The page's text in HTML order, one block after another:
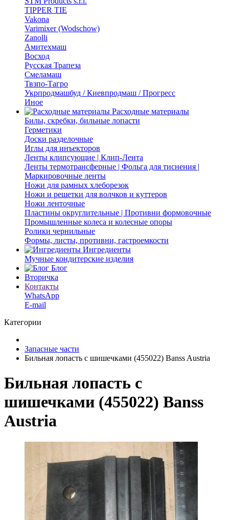
TIPPER TIE
Vakona
Varimixer (Wodschow)
Zanolli
Амитехмаш
Восход
Русская Трапеза
Смеламаш
Твзпо-Тагро
Укрпродмашбуд / Киевпродмаш / Прогресс
Иное
Расходные материалы
Билы, скребки, бильные лопасти
Герметики
Доски разделочные
Иглы для инъекторов
Ленты клипсующие | Клип-Лента
Ленты термотрансферные | Фольга для тиснения |
Маркировочные ленты
Ножи для рамных хлеборезок
Ножи и решетки для волчков и куттеров
Ножи ленточные
Пластины округлительные | Противни формовочные
Промышленные колеса и колесные опоры
Ролики чернильные
Формы, листы, противни, гастроемкости
Ингредиенты
Мучные кондитерские изделия
Блог
Вторичка
Контакты
WhatsApp
E-mail
Категории
Запасные части
Бильная лопасть с шишечками (455022) Banss Austria
Бильная лопасть с
шишечками (455022) Banss
Austria